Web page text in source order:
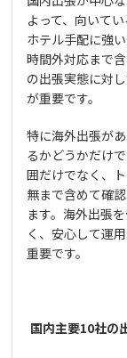
よって、向いて
ホテル手配に強
時間外対応まで
の出張実態に対
が重要です。
特に海外出張が
るかどうかだけ
囲だけでなく、
無まで含めて確
ます。海外出張
く、安心して運
重要です。
国内主要10社の